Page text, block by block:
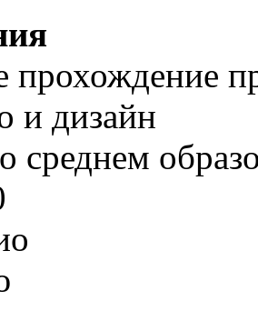
прохождение
и дизайн
среднем